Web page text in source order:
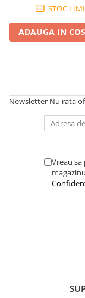
Instrumente si
Accesorii DJ
Case-uri DJ
Console DJ
Controllere MIDI -
Genti pentru DJ
Cabluri
STOC
ADAUGA IN COS
Newsletter Nu rata
Vreau